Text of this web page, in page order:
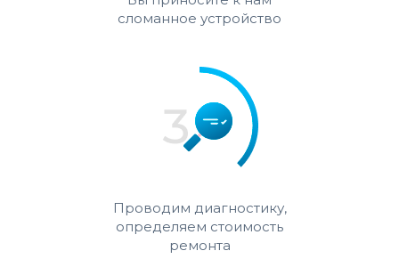
сломанное устройство
Проводим диагностику,
определяем стоимость
ремонта